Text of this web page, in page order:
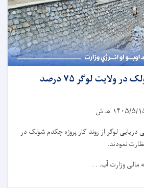
کار پروژه چکدم شولک در ولایت لوگر ۷۵ درصد
۵/۱۵ هـ ش
لوگر از روند کار پروژه چکدم شولک در
نمودند.
مالی وزارت آب. . .